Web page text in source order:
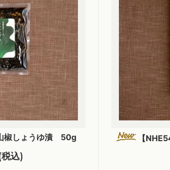
椒しょうゆ漬 50g
込)
【